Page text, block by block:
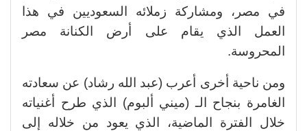
في مصر، ومشاركة زملائه السعوديين في هذا
العمل الذي يقام على أرض الكنانة مصر
المحروسة.
ومن ناحية أخرى أعرب (عبد الله رشاد) عن سعادته
الغامرة بنجاح الـ (ميني ألبوم) الذي طرح أغنياته
خلال الفترة الماضية، الذي يعود من خلاله إلى